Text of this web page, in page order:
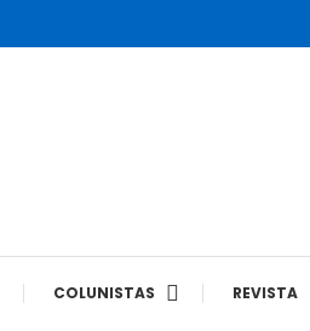
COLUNISTAS REVISTA